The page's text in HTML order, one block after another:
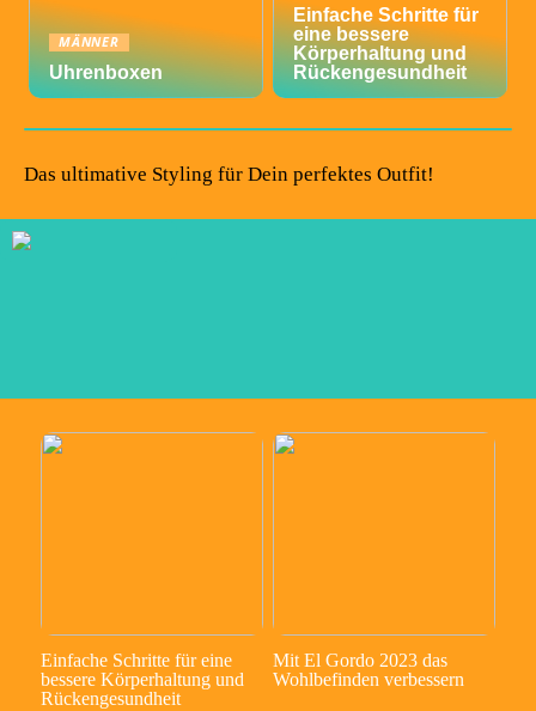
MÄNNER
Uhrenboxen
Einfache Schritte für
eine bessere
Körperhaltung und
Rückengesundheit
Das ultimative Styling für Dein perfektes Outfit!
Einfache Schritte für eine
bessere Körperhaltung und
Rückengesundheit
Mit El Gordo 2023 das
Wohlbefinden verbessern